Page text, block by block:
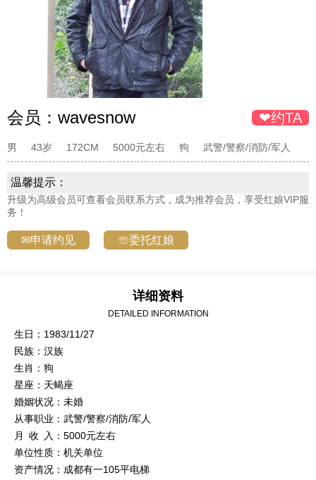
会员： wavesnow ❤约TA
男 43岁 172CM 5000元左右 狗 武警/警察/消防/军人
温馨提示：
升级为高级会员可查看会员联系方式，成为推荐会员，享受红娘VIP服
务！
✉申请约见 ☏委托红娘
详细资料
DETAILED INFORMATION
生日：1983/11/27
民族：汉族
生肖：狗
星座：天蝎座
婚姻状况：未婚
从事职业：武警/警察/消防/军人
月 收 入：5000元左右
单位性质：机关单位
资产情况：成都有一105平电梯